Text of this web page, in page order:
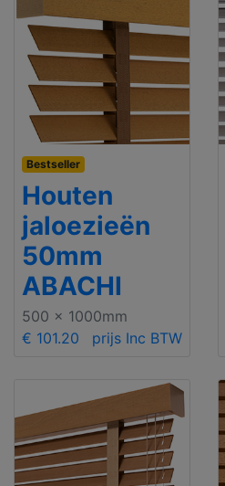
Bestseller
Houten
jaloezieën
50mm
ABACHI
500 x 1000mm
€ 101.20
prijs Inc BTW